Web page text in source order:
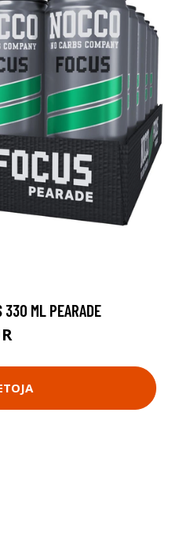
330 ML PEARADE